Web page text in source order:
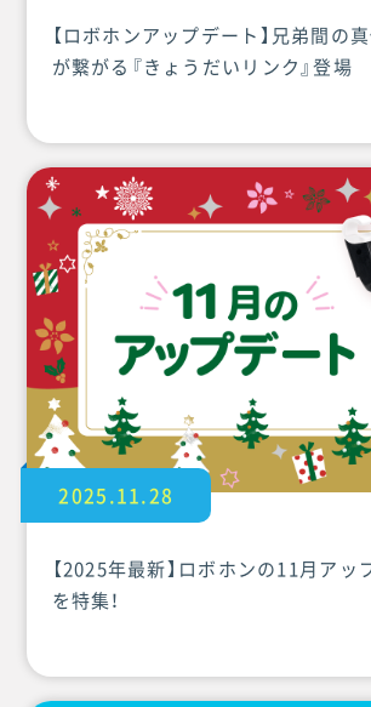
【ロボホンアップデート】兄弟間の
が繋がる『きょうだいリンク』登場
2025.11.28
【2025年最新】ロボホンの11月アッ
を特集！